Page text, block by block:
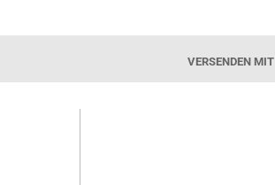
VERSENDEN MIT